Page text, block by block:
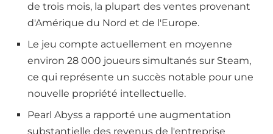
de trois mois, la plupart des ventes provenant
d'Amérique du Nord et de l'Europe.
Le jeu compte actuellement en moyenne
environ 28 000 joueurs simultanés sur Steam,
ce qui représente un succès notable pour une
nouvelle propriété intellectuelle.
Pearl Abyss a rapporté une augmentation
substantielle des revenus de l'entreprise